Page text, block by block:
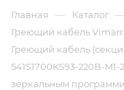
Главная — Каталог
Греющий кабель Vimarr
Греющий кабель
541S1700KS93-220B-
зеркальным